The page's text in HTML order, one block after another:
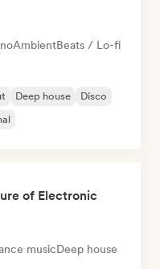
AmbientBeats / Lo-fi
Deep house
Disco
of Electronic
musicDeep house